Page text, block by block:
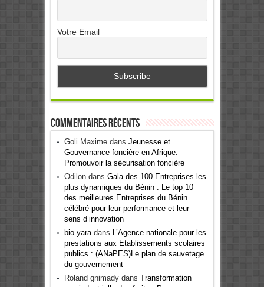
Votre Email
Commentaires récents
Goli Maximedans Jeunesse et
Gouvernance foncière en Afrique:
Promouvoir la sécurisation foncière
Odilondans Gala des 100 Entreprises les
plus dynamiques du Bénin : Le top 10
des meilleures Entreprises du Bénin
célébré pour leur performance et leur
sens d’innovation
bio yaradans L’Agence nationale pour les
prestations aux Etablissements scolaires
publics : (ANaPES)Le plan de sauvetage
du gouvernement
Roland gnimadydans Transformation